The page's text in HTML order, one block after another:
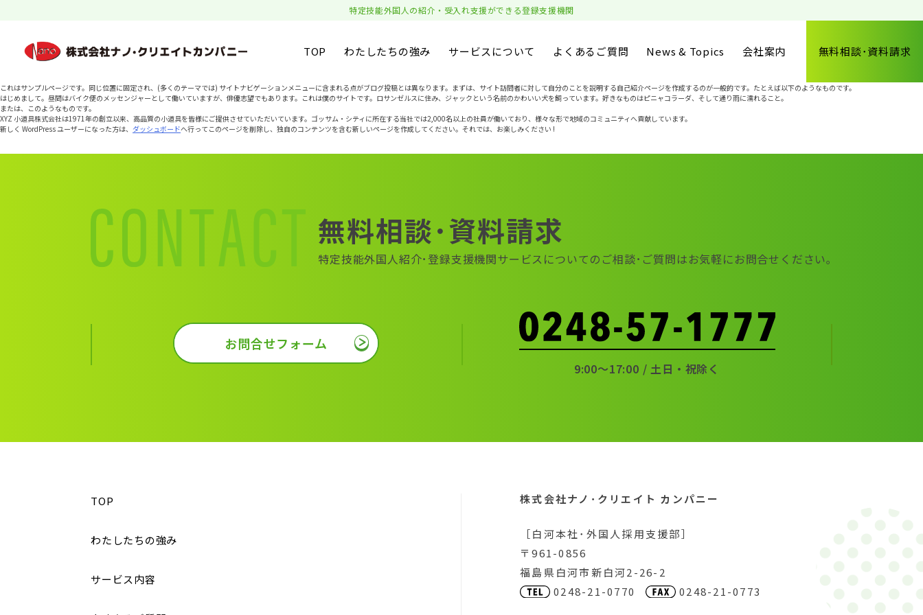
特定技能外国人の紹介・受入れ支援ができる登録支援機関
TOP わたしたちの強み サービスについて よくあるご質問 News & Topics 会社案内 無料相談･資料請求
これはサンプルページです。同じ位置に固定され、(多くのテーマでは) サイトナビゲーションメニューに含まれる点がブログ投稿とは異なります。まずは、サイト訪問者に対して自分のことを説明する自己紹介ページを作成するのが一般的です。たとえば以下のようなものです。
はじめまして。昼間はバイク便のメッセンジャーとして働いていますが、俳優志望でもあります。これは僕のサイトです。ロサンゼルスに住み、ジャックという名前のかわいい犬を飼っています。好きなものはピニャコラーダ、そして通り雨に濡れること。
または、このようなものです。
XYZ 小道具株式会社は1971年の創立以来、高品質の小道具を皆様にご提供させていただいています。ゴッサム・シティに所在する当社では2,000名以上の社員が働いており、様々な形で地域のコミュニティへ貢献しています。
新しく WordPress ユーザーになった方は、 ダッシュボードへ行ってこのページを削除し、独自のコンテンツを含む新しいページを作成してください。それでは、お楽しみください !
無料相談･資料請求
特定技能外国人紹介･登録支援機関サービスについてのご相談･ご質問はお気軽にお問合せください｡
お問合せフォーム
9:00〜17:00 / 土日・祝除く
TOP
わたしたちの強み
サービス内容
株式会社ナノ･クリエイト カンパニー
［白河本社･外国人採用支援部］
〒961-0856
福島県白河市新白河2-26-2
0248-21-0770
0248-21-0773